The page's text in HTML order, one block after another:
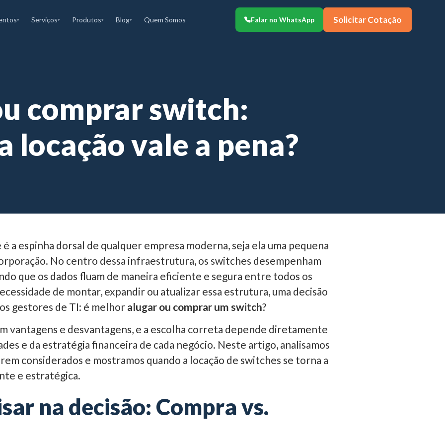
▾ Serviços▾ Produtos▾ Blog▾ Quem Somos Falar no WhatsApp Solicitar Cotação
comprar switch:
locação vale a pena?
a espinha dorsal de qualquer empresa moderna, seja ela uma pequena
No centro dessa infraestrutura, os switches desempenham
que os dados fluam de maneira eficiente e segura entre todos os
de montar, expandir ou atualizar essa estrutura, uma decisão
gestores de TI: é melhor alugar ou comprar um switch?
vantagens e desvantagens, e a escolha correta depende diretamente
e da estratégia financeira de cada negócio. Neste artigo, analisamos
considerados e mostramos quando a locação de switches se torna a
e estratégica.
na decisão: Compra vs.